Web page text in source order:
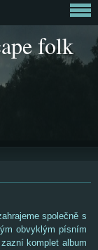
folk
společně s
obvyklým písním
komplet album